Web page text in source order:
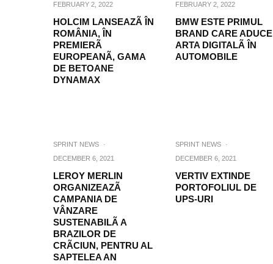
FEBRUARY 2, 2022
HOLCIM LANSEAZÃ ÎN
ROMÂNIA, ÎN
PREMIERÃ
EUROPEANÃ, GAMA
DE BETOANE
DYNAMAX
FEBRUARY 2, 2022
BMW ESTE PRIMUL
BRAND CARE ADUCE
ARTA DIGITALÃ ÎN
AUTOMOBILE
SPRINT NEWS
·
DECEMBER 6, 2021
LEROY MERLIN
ORGANIZEAZÃ
CAMPANIA DE
VÂNZARE
SUSTENABILÃ A
BRAZILOR DE
CRÃCIUN, PENTRU AL
SAPTELEA AN
SPRINT NEWS
·
DECEMBER 6, 2021
VERTIV EXTINDE
PORTOFOLIUL DE
UPS-URI